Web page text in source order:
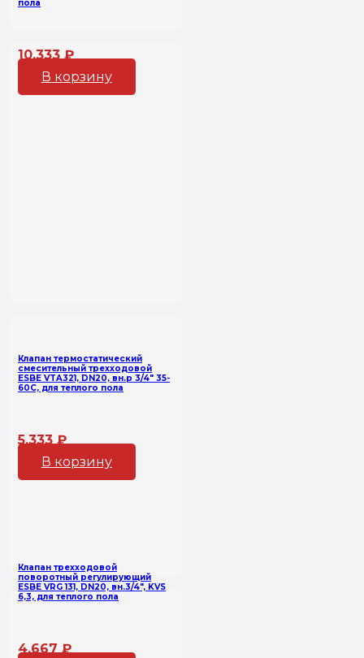
пола
10,333₽
В корзину
Клапан термостатический
смесительный трехходовой
ESBE VTA321, DN20, вн.р 3/4″ 35-
60С, для теплого пола
5,333₽
В корзину
Клапан трехходовой
поворотный регулирующий
ESBE VRG 131, DN20, вн.3/4″, KVS
6,3, для теплого пола
4,667₽